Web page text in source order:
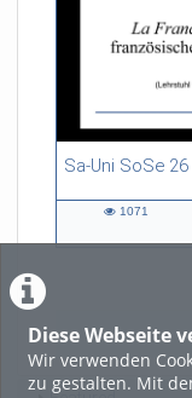
Diese Webseite
Wir verwenden
zu gestalten. Mit
Sa-Uni SoSe
55:13 duration
1071